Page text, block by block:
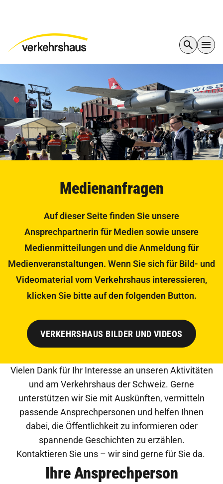
Medienanfragen
Auf dieser Seite finden Sie unsere
Ansprechpartnerin für Medien sowie unsere
Medienmitteilungen und die Anmeldung für
Medienveranstaltungen. Wenn Sie sich für Bild- und
Videomaterial vom Verkehrshaus interessieren,
klicken Sie bitte auf den folgenden Button.
VERKEHRSHAUS BILDER UND VIDEOS
Vielen Dank für Ihr Interesse an unseren Aktivitäten
und am Verkehrshaus der Schweiz. Gerne
unterstützen wir Sie mit Auskünften, vermitteln
passende Ansprechpersonen und helfen Ihnen
dabei, die Öffentlichkeit zu informieren oder
spannende Geschichten zu erzählen.
Kontaktieren Sie uns – wir sind gerne für Sie da.
Ihre Ansprechperson